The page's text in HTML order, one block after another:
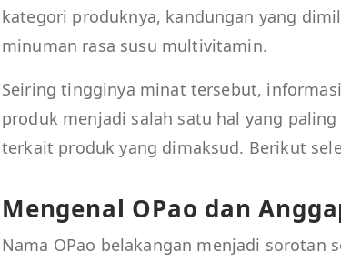
kategori produknya, kandungan yang
minuman rasa susu multivitamin.
Seiring tingginya minat tersebut,
produk menjadi salah satu hal yang
terkait produk yang dimaksud. Berikut
Mengenal OPao dan
Nama OPao belakangan menjadi sorotan